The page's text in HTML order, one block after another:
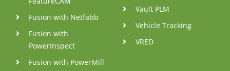
Fusion with Netfabb
Fusion with
PowerInspect
Fusion with PowerMill
Vault PLM
Vehicle Tracking
VRED